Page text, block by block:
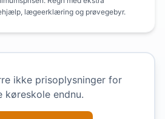
lægeerklæring og prøvegebyr.
ikke prisoplysninger for
køreskole endnu.